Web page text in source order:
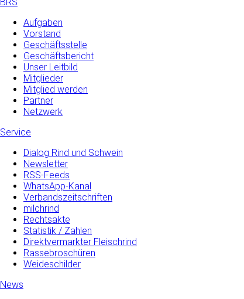
Aufgaben
Vorstand
Geschäftsstelle
Geschäftsbericht
Unser Leitbild
Mitglieder
Mitglied werden
Partner
Netzwerk
Service
Dialog Rind und Schwein
Newsletter
RSS-Feeds
WhatsApp-Kanal
Verbandszeitschriften
milchrind
Rechtsakte
Statistik / Zahlen
Direktvermarkter Fleischrind
Rassebroschüren
Weideschilder
News